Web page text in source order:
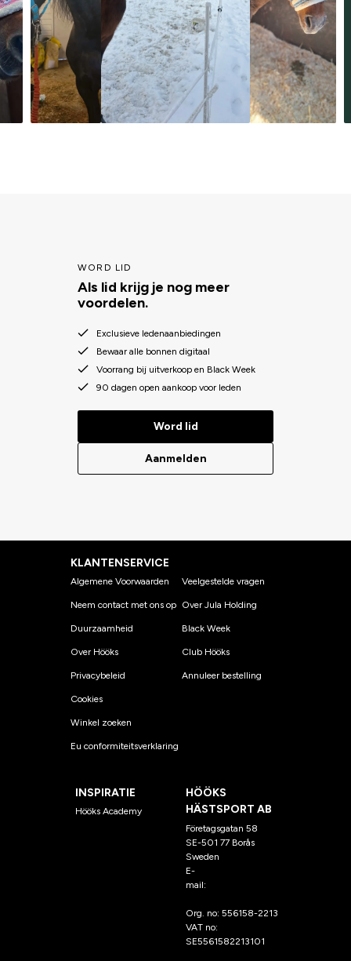
WORD LID
Als lid krijg je nog meer
voordelen.
Exclusieve ledenaanbiedingen
Bewaar alle bonnen digitaal
Voorrang bij uitverkoop en Black Week
90 dagen open aankoop voor leden
Word lid
Aanmelden
KLANTENSERVICE
Algemene Voorwaarden
Neem contact met ons op
Duurzaamheid
Over Hööks
Privacybeleid
Cookies
Winkel zoeken
Eu conformiteitsverklaring
Veelgestelde vragen
Over Jula Holding
Black Week
Club Hööks
Annuleer bestelling
INSPIRATIE
Hööks Academy
HÖÖKS
HÄSTSPORT AB
Företagsgatan 58
SE-501 77 Borås
Sweden
E-
mail:
Org. no: 556158-2213
VAT no:
SE5561582213101